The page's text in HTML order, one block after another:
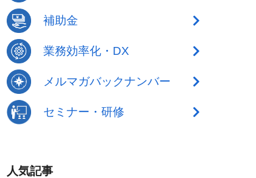
補助金
業務効率化・DX
メルマガバックナンバー
セミナー・研修
人気記事